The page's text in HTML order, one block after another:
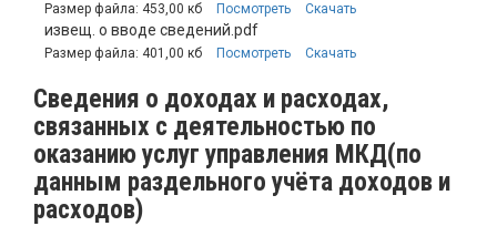
Размер файла: 453,00 кб Посмотреть Скачать
извещ. о вводе сведений.pdf
Размер файла: 401,00 кб Посмотреть Скачать
Сведения о доходах и расходах,
связанных с деятельностью по
оказанию услуг управления МКД(по
данным раздельного учёта доходов и
расходов)